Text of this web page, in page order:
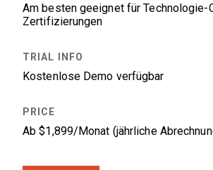
Am besten geeignet für Technologie-
Zertifizierungen
Kostenlose Demo verfügbar
Ab $1,899/Monat (jährliche